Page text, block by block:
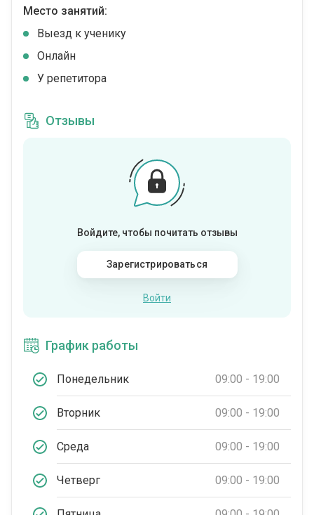
Место занятий:
Выезд к ученику
Онлайн
У репетитора
Отзывы
Войдите, чтобы почитать отзывы
Зарегистрироваться
Войти
График работы
Понедельник 09:00 - 19:00
Вторник 09:00 - 19:00
Среда 09:00 - 19:00
Четверг 09:00 - 19:00